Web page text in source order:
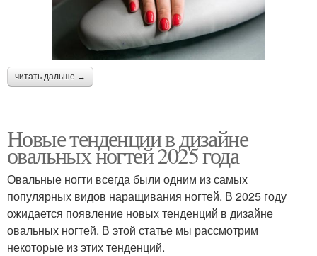
читать дальше →
Новые тенденции в дизайне
овальных ногтей 2025 года
Овальные ногти всегда были одним из самых
популярных видов наращивания ногтей. В 2025 году
ожидается появление новых тенденций в дизайне
овальных ногтей. В этой статье мы рассмотрим
некоторые из этих тенденций.